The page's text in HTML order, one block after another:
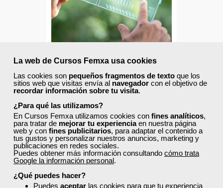
La web de Cursos Femxa usa cookies
Las cookies son pequeños fragmentos de texto que los
sitios web que visitas envía al navegador con el objetivo de
recordar información sobre tu visita.
¿Para qué las utilizamos?
En Cursos Femxa utilizamos cookies con fines analíticos,
para tratar de mejorar tu experienciaen nuestra página
web y con fines publicitarios, para adaptar el contenido a
tus gustos y personalizar nuestros anuncios, marketing y
publicaciones en redes sociales.
Puedes obtener más información consultando cómo trata
Google la información personal.
¿Qué puedes hacer?
Puedes aceptar las cookies para que tu experiencia
Sector
-Transporte y Logística.
Conducción económica y
ecológica
Curso Gratuito
50 horas
Online (toda España)
Ver curso